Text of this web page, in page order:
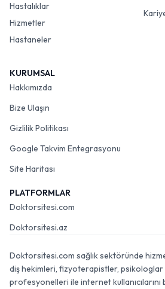
Hastalıklar
Hizmetler
Hastaneler
KURUMSAL
Hakkımızda
Bize Ulaşın
Gizlilik Politikası
Google Takvim Entegrasyonu
Site Haritası
PLATFORMLAR
Doktorsitesi.com
Doktorsitesi.az
Doktorsitesi.com sağlık sektöründe
diş hekimleri, fizyoterapistler, psikologlar
profesyonelleri ile internet kullanıcılarını